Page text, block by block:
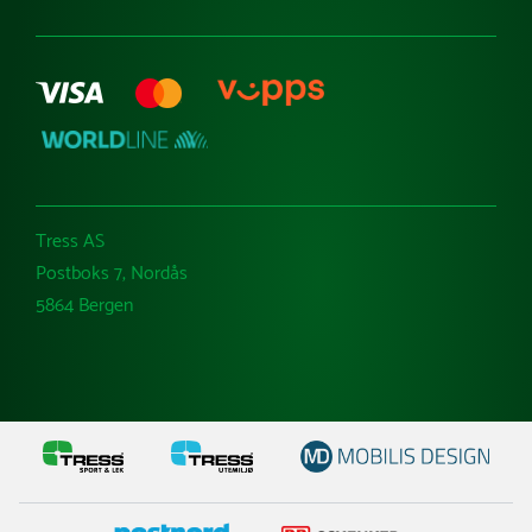
Tress AS
Postboks 7, Nordås
5864 Bergen